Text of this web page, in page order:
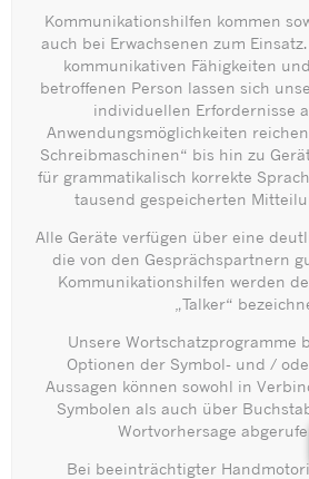
Kommunikationshilfen kommen
auch bei Erwachsenen zum
kommunikativen Fähigkeiten
betroffenen Person lassen sich
individuellen Erfordernisse
Anwendungsmöglichkeiten
Schreibmaschinen“ bis hin zu
für grammatikalisch korrekte
tausend gespeicherten
Alle Geräte verfügen über eine
die von den Gesprächspartnern
Kommunikationshilfen werden
„Talker“
Unsere Wortschatzprogramme
Optionen der Symbol- und /
Aussagen können sowohl in
Symbolen als auch über
Wortvorhersage
Bei beeinträchtigter